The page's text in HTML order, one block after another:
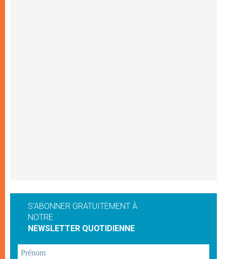
S'ABONNER GRATUITEMENT À
NOTRE
NEWSLETTER QUOTIDIENNE